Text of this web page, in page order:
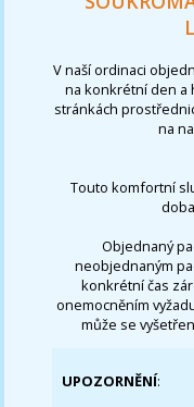
V naší ordinaci
na konkrétní den a
stránkách
na
Touto komfortní
Objednaný
neobjednaným
konkrétní čas
onemocněním
může se
UPOZORNĚNÍ: